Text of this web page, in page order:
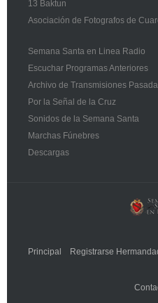
13 Baktun
Asociación de Fotografos de
Semana Santa en Linea Radio
Escuchar Programas Anteriores
Archivo de Transmisiones
Por la Señal de la Cruz
Sonidos de la Semana Santa
Marchas Fúnebres
Descargas
Principal Registrarse